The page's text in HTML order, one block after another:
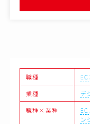
・メンバーのマネジ
商品の中からトップ
います。さらにユー
ールを横断し情報を
メーカーは今、その
今回はそのメーカー
職種
業種
デ
職種×業種
ン